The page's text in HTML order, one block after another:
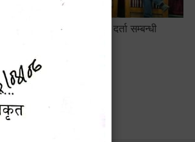
सामाजिक सुरक्षा तथा घटना दर्ता सम्बन्धी